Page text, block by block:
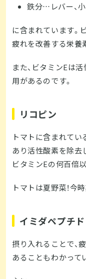
鉄分…レバー、
に含まれています。
疲れを改善する栄養
また、ビタミンEは
用があるのです。
リコピン
トマトに含まれてい
あり活性酸素を除去
ビタミンEの何百倍
トマトは夏野菜！今
イミダペプチド
摂り入れることで、
あることもわかって